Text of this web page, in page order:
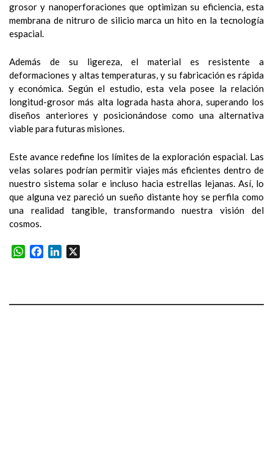
grosor y nanoperforaciones que optimizan su eficiencia, esta
membrana de nitruro de silicio marca un hito en la tecnología
espacial.
Además de su ligereza, el material es resistente a
deformaciones y altas temperaturas, y su fabricación es rápida
y económica. Según el estudio, esta vela posee la relación
longitud-grosor más alta lograda hasta ahora, superando los
diseños anteriores y posicionándose como una alternativa
viable para futuras misiones.
Este avance redefine los límites de la exploración espacial. Las
velas solares podrían permitir viajes más eficientes dentro de
nuestro sistema solar e incluso hacia estrellas lejanas. Así, lo
que alguna vez pareció un sueño distante hoy se perfila como
una realidad tangible, transformando nuestra visión del
cosmos.
WhatsApp
FacebookLinkedIn